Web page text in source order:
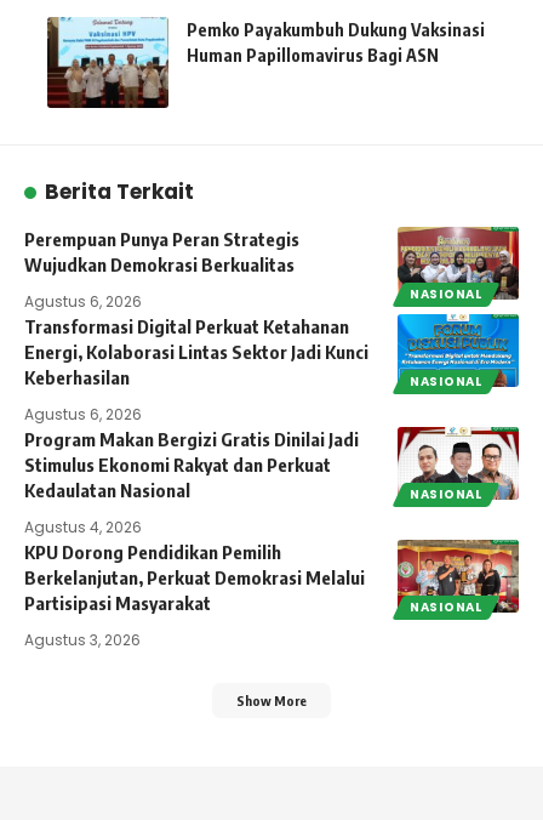
Pemko Payakumbuh Dukung Vaksinasi
Human Papillomavirus Bagi ASN
Berita Terkait
NASIONAL
Perempuan Punya Peran Strategis
Wujudkan Demokrasi Berkualitas
Agustus 6, 2026
NASIONAL
Transformasi Digital Perkuat Ketahanan
Energi, Kolaborasi Lintas Sektor Jadi Kunci
Keberhasilan
Agustus 6, 2026
NASIONAL
Program Makan Bergizi Gratis Dinilai Jadi
Stimulus Ekonomi Rakyat dan Perkuat
Kedaulatan Nasional
Agustus 4, 2026
NASIONAL
KPU Dorong Pendidikan Pemilih
Berkelanjutan, Perkuat Demokrasi Melalui
Partisipasi Masyarakat
Agustus 3, 2026
Show More